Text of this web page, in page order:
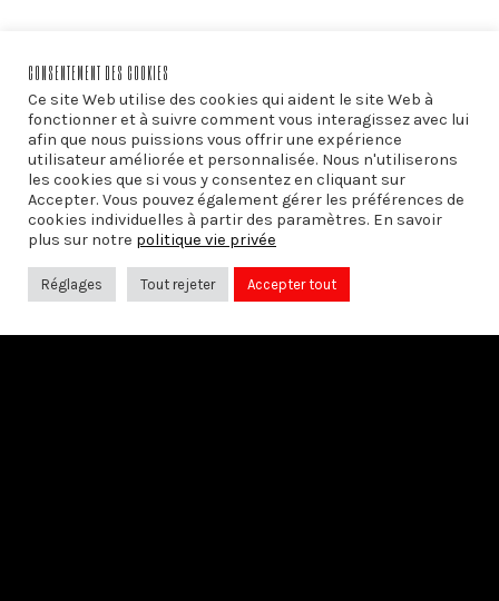
CONSENTEMENT DES COOKIES
Ce site Web utilise des cookies qui aident le site Web à
fonctionner et à suivre comment vous interagissez avec lui
afin que nous puissions vous offrir une expérience
utilisateur améliorée et personnalisée. Nous n'utiliserons
les cookies que si vous y consentez en cliquant sur
Accepter. Vous pouvez également gérer les préférences de
cookies individuelles à partir des paramètres. En savoir
plus sur notre politique vie privée
Réglages Tout rejeter Accepter tout